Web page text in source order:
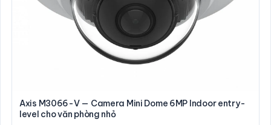
Axis M3066-V — Camera Mini Dome 6MP Indoor entry-
level cho văn phòng nhỏ